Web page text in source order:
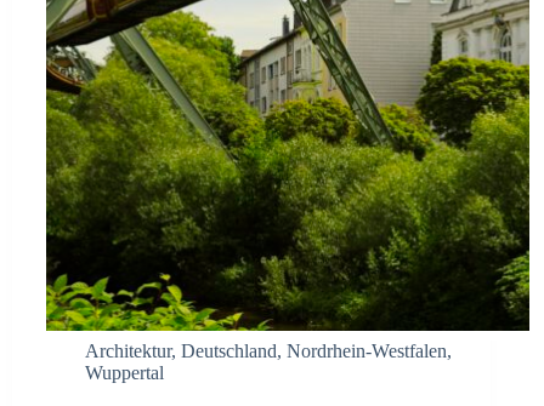
Architektur, Deutschland, Nordrhein-Westfalen,
Wuppertal